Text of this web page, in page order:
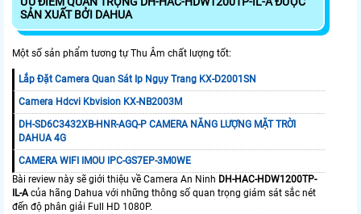
SẢN XUẤT BỞI DAHUA
Một số sản phẩm tương tự Thu Âm chất lượng tốt:
Lắp Đặt Camera Quan Sát Ip Ngụy Trang KX-D2001SN
Camera Hdcvi Kbvision KX-NB2003M
DH-SD6C3432XB-HNR-AGQ-P CAMERA NĂNG LƯỢNG MẶT TRỜI
DAHUA 4G
CAMERA WIFI IMOU IPC-GS7EP-3M0WE
Bài review này sẽ giới thiệu về Camera An Ninh DH-HAC-HDW1200TP-
IL-Acủa hãng Dahua với những thông số quan trọng giám sát sắc nét
đến độ phân giải Full HD 1080P.